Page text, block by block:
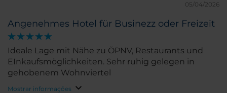
05/04/2026
Angenehmes Hotel für Businezz oder Freizeit
Ideale Lage mit Nähe zu ÖPNV, Restaurants und
EInkaufsmöglichkeiten. Sehr ruhig gelegen in
gehobenem Wohnviertel
Mostrar informações